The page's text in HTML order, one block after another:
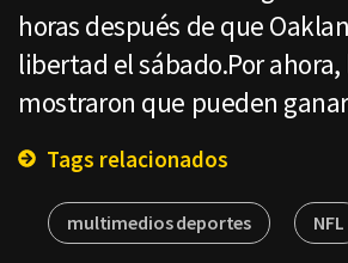
horas después de que
libertad el sábado.Por ahora,
mostraron que pueden
Tags relacionados
multimedios deportes NFL